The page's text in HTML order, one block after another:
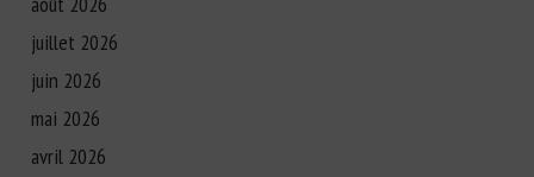
juillet 2026
juin 2026
mai 2026
avril 2026